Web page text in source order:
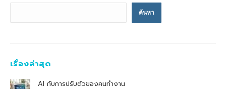
ค้นหา
เรื่องล่าสุด
AI กับการปรับตัวของคนทำงาน